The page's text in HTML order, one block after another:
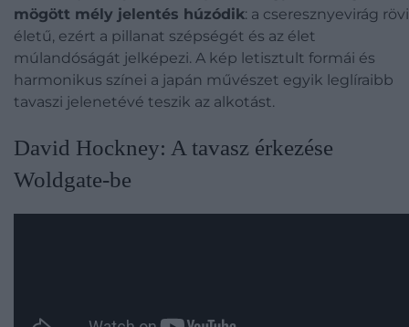
mögött mély jelentés húzódik: a cseresznyevirág
életű, ezért a pillanat szépségét és az élet
múlandóságát jelképezi. A kép letisztult formái és
harmonikus színei a japán művészet egyik leglíraibb
tavaszi jelenetévé teszik az alkotást.
David Hockney: A tavasz érkezése
Woldgate-be